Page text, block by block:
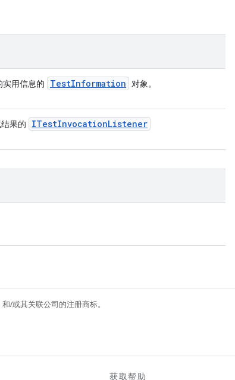
实用信息的 TestInformation 对象。
结果的 ITestInvocationListener
/或其关联公司的注册商标。
获取帮助